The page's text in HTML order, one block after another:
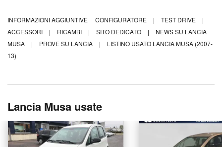
INFORMAZIONI AGGIUNTIVE CONFIGURATORE | TEST DRIVE
|
ACCESSORI
| RICAMBI | SITO DEDICATO |
NEWS SU LANCIA
MUSA
| PROVE SU LANCIA |
LISTINO USATO LANCIA MUSA (2007-
13)
Lancia Musa usate